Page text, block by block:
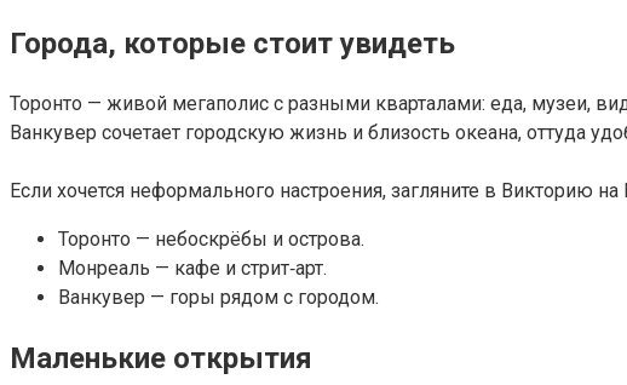
Города, которые стоит увидеть
Торонто — живой мегаполис с разными кварталами: еда, музеи,
Ванкувер сочетает городскую жизнь и близость океана, оттуда
Если хочется неформального настроения, загляните в Викторию
Торонто — небоскрёбы и острова.
Монреаль — кафе и стрит‑арт.
Ванкувер — горы рядом с городом.
Маленькие открытия